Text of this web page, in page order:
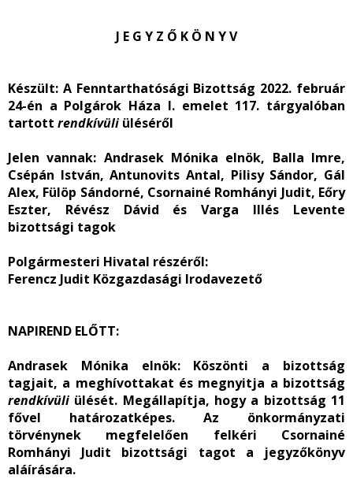
J E G Y Z Ő K Ö N Y V
Készült: A Fenntarthatósági Bizottság 2022. február
24-én a Polgárok Háza I. emelet 117. tárgyalóban
tartott rendkívüli üléséről
Jelen vannak: Andrasek Mónika elnök, Balla Imre,
Csépán István, Antunovits Antal, Pilisy Sándor, Gál
Alex, Fülöp Sándorné, Csornainé Romhányi Judit, Eőry
Eszter, Révész Dávid és Varga Illés Levente
bizottsági tagok
Polgármesteri Hivatal részéről:
Ferencz Judit Közgazdasági Irodavezető
NAPIREND ELŐTT:
Andrasek Mónika elnök:Köszönti a bizottság
tagjait, a meghívottakat és megnyitja a bizottság
rendkívüli ülését. Megállapítja, hogy a bizottság 11
fővel határozatképes. Az önkormányzati
törvénynek megfelelően felkéri Csornainé
Romhányi Judit bizottsági tagot a jegyzőkönyv
aláírására.